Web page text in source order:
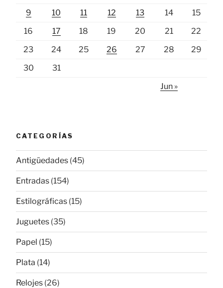
9
10 11 12 13 14
15
16
17 18 19 20 21
22
23
24 25 26 27 28
29
30
31
Jun »
CATEGORÍAS
Antigüedades (45)
Entradas (154)
Estilográficas (15)
Juguetes (35)
Papel (15)
Plata (14)
Relojes (26)